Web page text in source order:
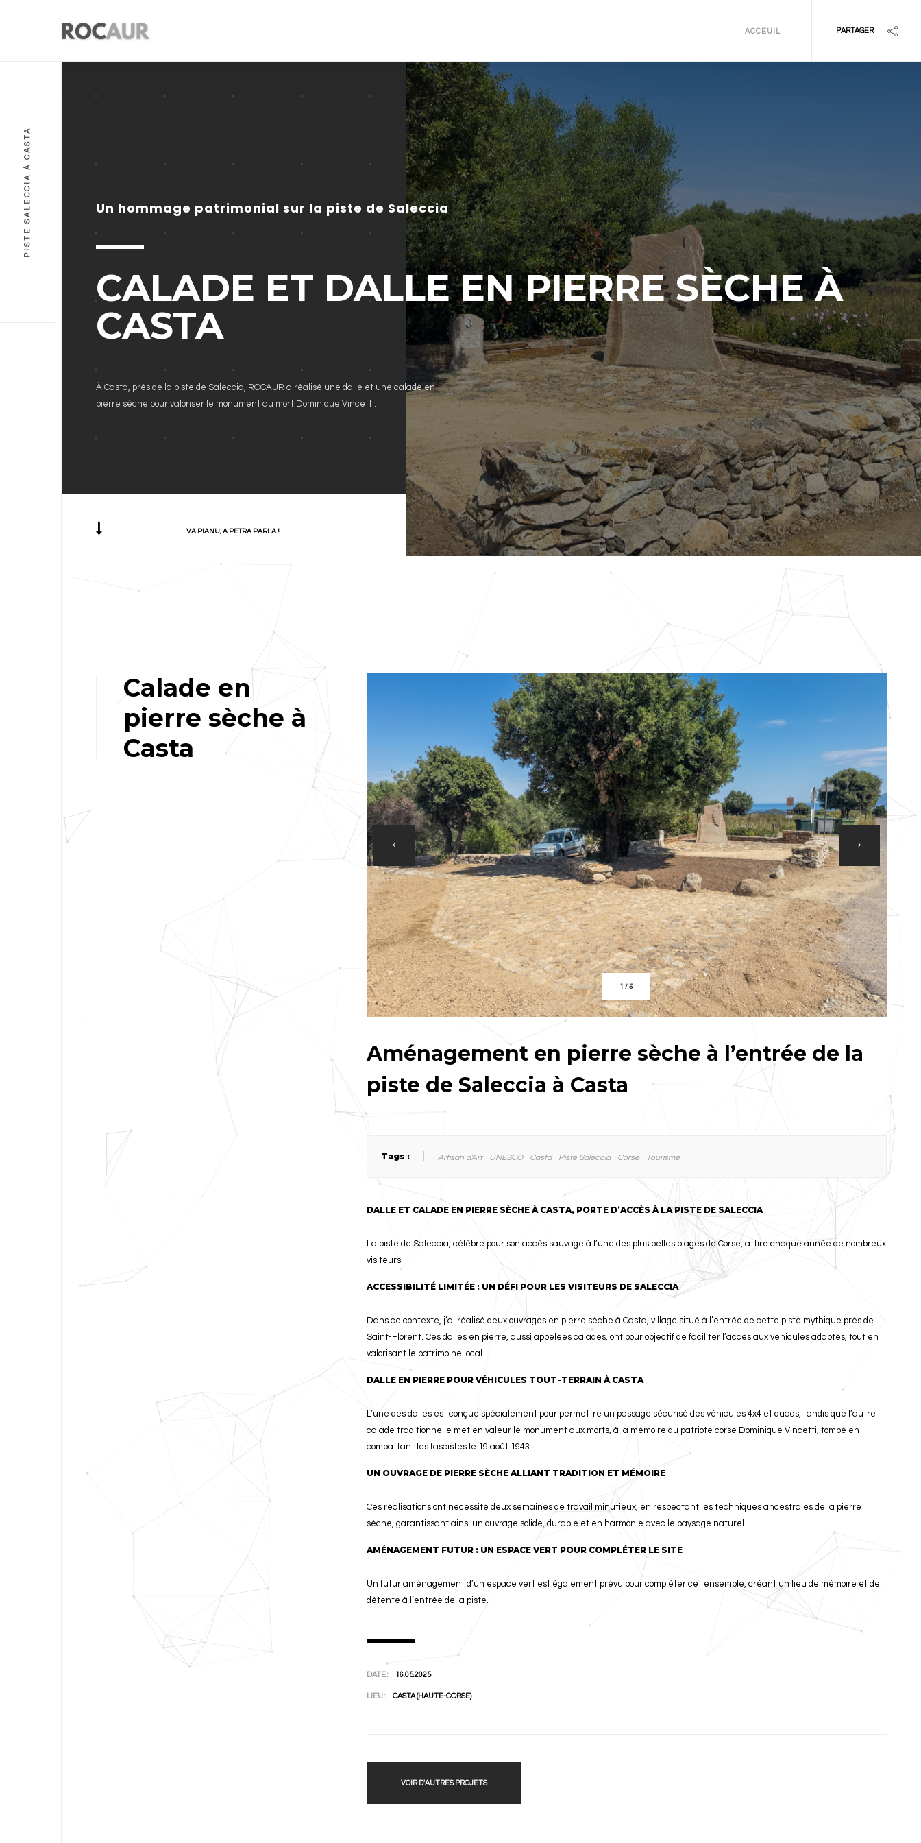
PARTAGER
ACCEUIL
Un hommage patrimonial sur la piste de Saleccia
CALADE ET DALLE EN PIERRE SÈCHE À
CASTA
À Casta, près de la piste de Saleccia, ROCAUR a réalisé une dalle et une calade en
pierre sèche pour valoriser le monument au mort Dominique Vincetti.
VA PIANU, A PETRA PARLA !
Calade en
pierre sèche à
Casta
1 /5
Aménagement en pierre sèche à l’entrée de la
piste de Saleccia à Casta
Tags : Artisan d'Art UNESCO Casta Piste Saleccia Corse Tourisme
DALLE ET CALADE EN PIERRE SÈCHE À CASTA, PORTE D’ACCÈS À LA PISTE DE SALECCIA
La piste de Saleccia, célèbre pour son accès sauvage à l’une des plus belles plages de Corse, attire chaque année de nombreux
visiteurs.
ACCESSIBILITÉ LIMITÉE : UN DÉFI POUR LES VISITEURS DE SALECCIA
Dans ce contexte, j’ai réalisé deux ouvrages en pierre sèche à Casta, village situé à l’entrée de cette piste mythique près de
Saint-Florent. Ces dalles en pierre, aussi appelées calades, ont pour objectif de faciliter l’accès aux véhicules adaptés, tout en
valorisant le patrimoine local.
DALLE EN PIERRE POUR VÉHICULES TOUT-TERRAIN À CASTA
L’une des dalles est conçue spécialement pour permettre un passage sécurisé des véhicules 4x4 et quads, tandis que l’autre
calade traditionnelle met en valeur le monument aux morts, à la mémoire du patriote corse Dominique Vincetti, tombé en
combattant les fascistes le 19 août 1943.
UN OUVRAGE DE PIERRE SÈCHE ALLIANT TRADITION ET MÉMOIRE
Ces réalisations ont nécessité deux semaines de travail minutieux, en respectant les techniques ancestrales de la pierre
sèche, garantissant ainsi un ouvrage solide, durable et en harmonie avec le paysage naturel.
AMÉNAGEMENT FUTUR : UN ESPACE VERT POUR COMPLÉTER LE SITE
Un futur aménagement d’un espace vert est également prévu pour compléter cet ensemble, créant un lieu de mémoire et de
détente à l’entrée de la piste.
DATE : 16.05.2025
LIEU : CASTA (HAUTE-CORSE)
VOIR D'AUTRES PROJETS
PISTE SALECCIA À CASTA